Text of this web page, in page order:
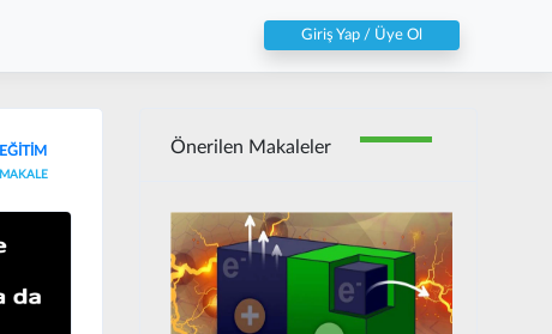
Giriş Yap / Üye Ol
EĞİTİM
MAKALE
Önerilen Makaleler